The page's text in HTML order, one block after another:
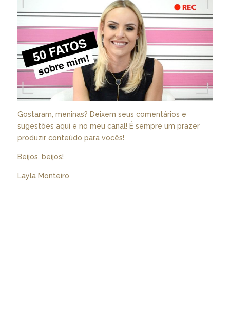
Gostaram, meninas? Deixem seus comentários e
sugestões aqui e no meu canal! É sempre um prazer
produzir conteúdo para vocês!
Beijos, beijos!
Layla Monteiro